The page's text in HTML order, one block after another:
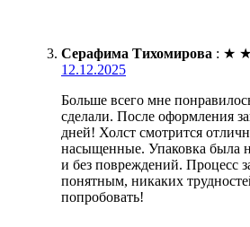
Серафима Тихомирова : ★ ★
12.12.2025
Больше всего мне
сделали. После оформления
дней! Холст смотрится
насыщенные. Упаковка была
и без повреждений. Процесс
понятным, никаких
попробовать!